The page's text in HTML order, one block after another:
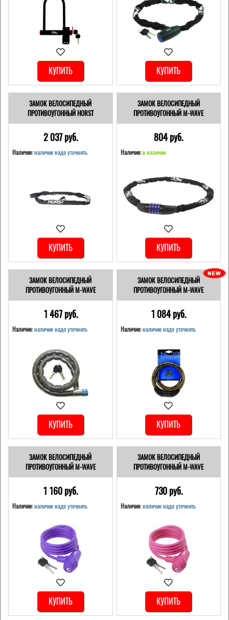
КУПИТЬ КУПИТЬ
ЗАМОК ВЕЛОСИПЕДНЫЙ
ПРОТИВОУГОННЫЙ HORST
2 037 pуб.
Наличие:наличие надо уточнить
КУПИТЬ
ЗАМОК ВЕЛОСИПЕДНЫЙ
ПРОТИВОУГОННЫЙ M-WAVE
804 pуб.
Наличие: в наличии
КУПИТЬ
ЗАМОК ВЕЛОСИПЕДНЫЙ
ПРОТИВОУГОННЫЙ M-WAVE
1 467 pуб.
Наличие:наличие надо уточнить
КУПИТЬ
ЗАМОК ВЕЛОСИПЕДНЫЙ
ПРОТИВОУГОННЫЙ M-WAVE
1 084 pуб.
Наличие: наличие надо уточнить
КУПИТЬ
ЗАМОК ВЕЛОСИПЕДНЫЙ
ПРОТИВОУГОННЫЙ M-WAVE
1 160 pуб.
Наличие:наличие надо уточнить
КУПИТЬ
ЗАМОК ВЕЛОСИПЕДНЫЙ
ПРОТИВОУГОННЫЙ M-WAVE
730 pуб.
Наличие: наличие надо уточнить
КУПИТЬ